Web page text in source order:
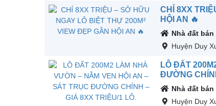
CHỈ 8XX
HỘI AN 🔥
Nhà đất bán
Huyện Duy
LÔ ĐẤT
ĐƯỜNG
Nhà đất bán
Huyện Duy